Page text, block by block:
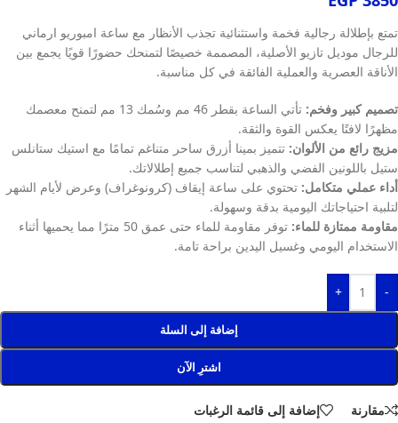
تمتع بإطلالة رجالية فخمة واستثنائية تجذب الأنظار مع ساعة امبوريو ارماني
للرجال موديل تازيو الأصلية، المصممة خصيصًا لتمنحك حضورًا قويًا يجمع بين
الأناقة العصرية والعملية الفائقة في كل مناسبة.
تصميم كبير وفخم:
تأتي الساعة بقطر 46 مم وسُمك 13 مم لتمنح معصمك
مظهرًا لافتًا يعكس القوة والثقة.
مزيج رائع من الألوان: تتميز بمينا أزرق ساحر متناغم تمامًا مع استيك ستانلس
ستيل باللونين الفضي والذهبي لتناسب جميع إطلالاتك.
أداء عملي متكامل: تحتوي على ساعة إيقاف (كرونوغراف) وعرض لأيام الشهر
لتلبية احتياجاتك اليومية بدقة وسهولة.
مقاومة ممتازة للماء:
توفر مقاومة للماء حتى عمق 50 مترًا مما يحميها أثناء
الاستخدام اليومي وغسيل اليدين براحة تامة.
-
+
إضافة إلى السلة
اشترِ الآن
مقارنة إضافة إلى قائمة الرغبات